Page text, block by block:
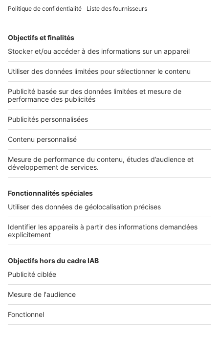
2 rue des Italiens 75009 Paris
01 53 38 80 00
Nos solutions pro
Actualités pro
Nous contacter
Connexion à My SeLoger Pro
Espace Presse